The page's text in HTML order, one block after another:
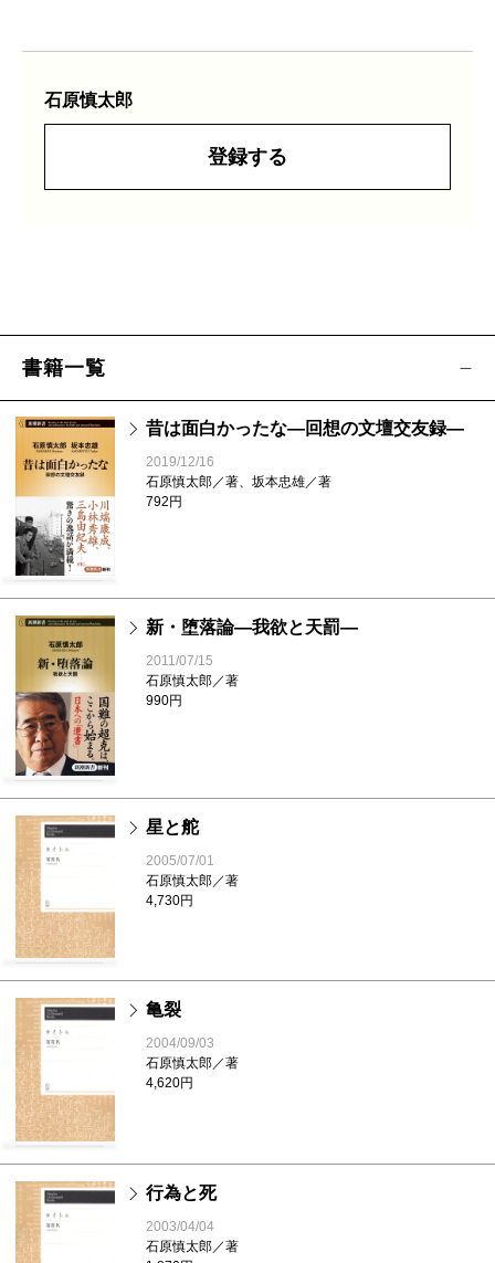
石原慎太郎
登録する
書籍一覧
昔は面白かったな―回想の文壇交友録―
2019/12/16
石原慎太郎／著、坂本忠雄／著
792円
新・堕落論―我欲と天罰―
2011/07/15
石原慎太郎／著
990円
星と舵
2005/07/01
石原慎太郎／著
4,730円
亀裂
2004/09/03
石原慎太郎／著
4,620円
行為と死
2003/04/04
石原慎太郎／著